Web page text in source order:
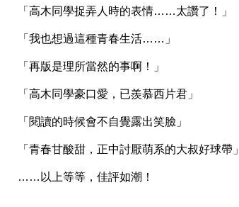
「高木同學捉弄人時的表情……太讚了！」
「我也想過這種青春生活……」
「再版是理所當然的事啊！」
「高木同學豪口愛，已羨慕西片君」
「閱讀的時候會不自覺露出笑臉」
「青春甘酸甜，正中討厭萌系的大叔好球帶」
……以上等等，佳評如潮！